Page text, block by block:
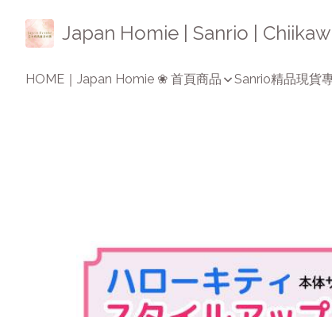
Japan Homie | Sanrio |
HOME｜Japan Homie ❀ 首頁商品 Sanrio精品現貨